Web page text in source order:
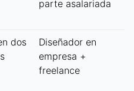
parte asalariada
dos
Diseñador en
empresa +
freelance